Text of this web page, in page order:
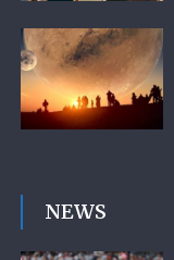
NEWS